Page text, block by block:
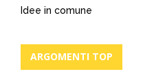
Idee in comune
ARGOMENTI TOP